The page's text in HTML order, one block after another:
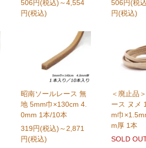
506円(税込) ～4,554
円(税込)
506円(税
円(税込)
昭南ソールレース 無
地 5mm巾×130cm 4.
0mm 1本/10本
319円(税込) ～2,871
円(税込)
＜廃止品
ース ヌメ
m巾
m厚 1本
SOLD